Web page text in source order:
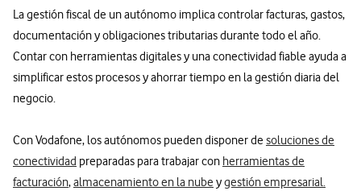
La gestión fiscal de un autónomo implica controlar facturas, gastos,
documentación y obligaciones tributarias durante todo el año.
Contar con herramientas digitales y una conectividad fiable ayuda a
simplificar estos procesos y ahorrar tiempo en la gestión diaria del
negocio.
Con Vodafone, los autónomos pueden disponer desoluciones de
conectividad preparadas para trabajar con herramientas de
facturación,almacenamiento en la nube ygestión empresarial.